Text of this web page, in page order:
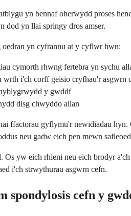
yn bennaf oherwydd proses
dod yn llai springy dros amser.
yn cyfrannu at y cyflwr hwn:
cymorth rhwng fertebra yn sychu
wrth i'ch corff geisio cryfhau'r asgwrn
y gwddf
disg chwyddo allan
ffactorau gyflymu'r newidiadau
neu gadw eich pen mewn
Os yw eich rhieni neu eich brodyr
i'ch strwythurau asgwrn cefn.
spondylosis cefn y